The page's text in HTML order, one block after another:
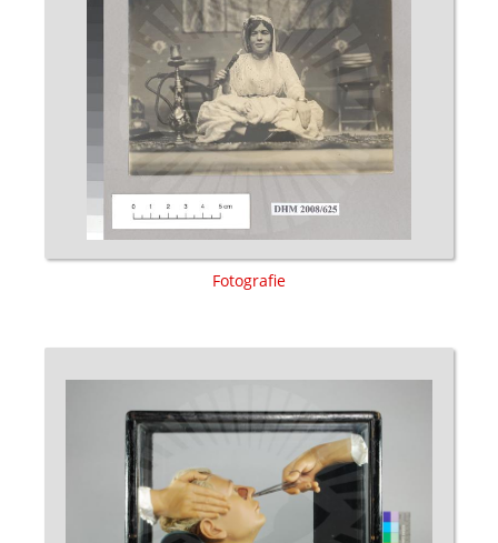
Fotografie